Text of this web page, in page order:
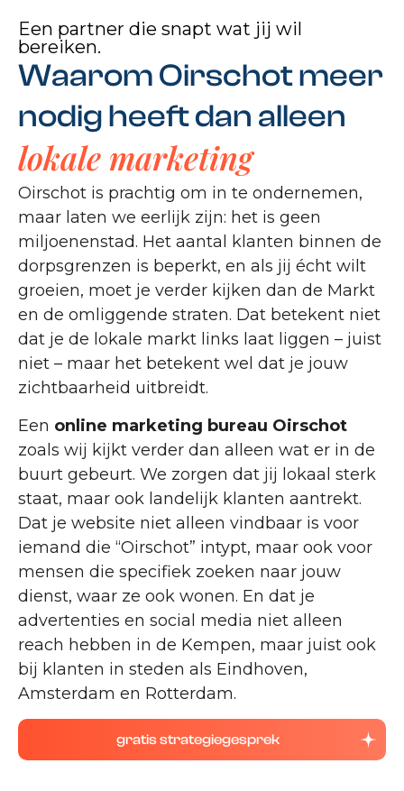
Een partner die snapt wat jij wil
bereiken.
Waarom Oirschot meer
nodig heeft dan alleen
lokale marketing
Oirschot is prachtig om in te ondernemen,
maar laten we eerlijk zijn: het is geen
miljoenenstad. Het aantal klanten binnen de
dorpsgrenzen is beperkt, en als jij écht wilt
groeien, moet je verder kijken dan de Markt
en de omliggende straten. Dat betekent niet
dat je de lokale markt links laat liggen – juist
niet – maar het betekent wel dat je jouw
zichtbaarheid uitbreidt.
Een online marketing bureau Oirschot
zoals wij kijkt verder dan alleen wat er in de
buurt gebeurt. We zorgen dat jij lokaal sterk
staat, maar ook landelijk klanten aantrekt.
Dat je website niet alleen vindbaar is voor
iemand die “Oirschot” intypt, maar ook voor
mensen die specifiek zoeken naar jouw
dienst, waar ze ook wonen. En dat je
advertenties en social media niet alleen
reach hebben in de Kempen, maar juist ook
bij klanten in steden als Eindhoven,
Amsterdam en Rotterdam.
gratis strategiegesprek